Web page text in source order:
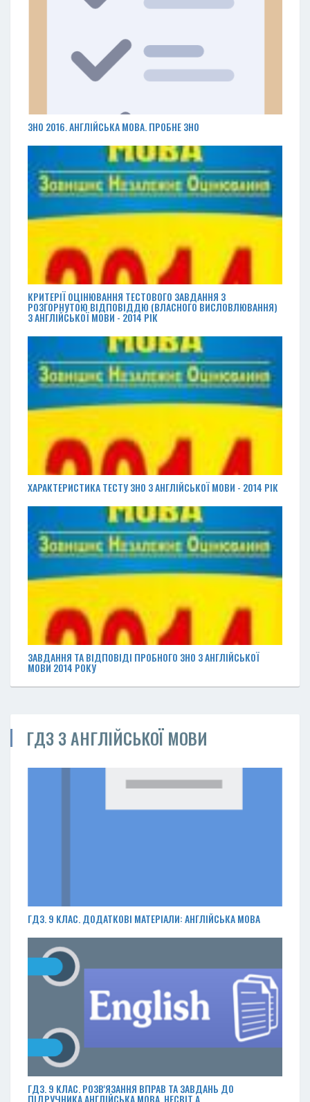
ЗНО 2016. АНГЛІЙСЬКА МОВА. ПРОБНЕ ЗНО
КРИТЕРІЇ ОЦІНЮВАННЯ ТЕСТОВОГО ЗАВДАННЯ З
РОЗГОРНУТОЮ ВІДПОВІДДЮ (ВЛАСНОГО ВИСЛОВЛЮВАННЯ)
З АНГЛІЙСЬКОЇ МОВИ - 2014 РІК
ХАРАКТЕРИСТИКА ТЕСТУ ЗНО З АНГЛІЙСЬКОЇ МОВИ - 2014 РІК
ЗАВДАННЯ ТА ВІДПОВІДІ ПРОБНОГО ЗНО З АНГЛІЙСЬКОЇ
МОВИ 2014 РОКУ
ГДЗ З АНГЛІЙСЬКОЇ МОВИ
ГДЗ. 9 КЛАС. ДОДАТКОВІ МАТЕРІАЛИ: АНГЛІЙСЬКА МОВА
ГДЗ. 9 КЛАС. РОЗВ'ЯЗАННЯ ВПРАВ ТА ЗАВДАНЬ ДО
ПІДРУЧНИКА АНГЛІЙСЬКА МОВА, НЕСВІТ А.